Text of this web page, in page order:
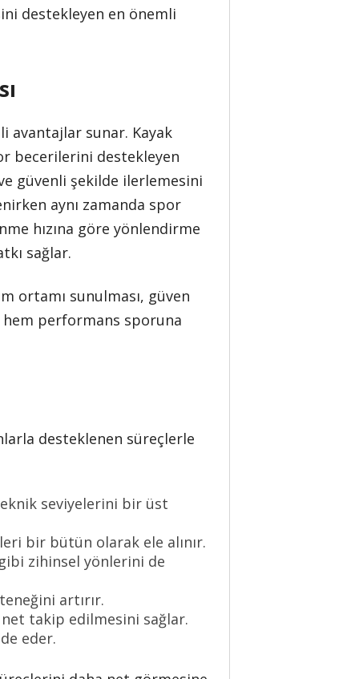
destekleyen en önemli
avantajlar sunar. Kayak
becerilerini destekleyen
güvenli şekilde ilerlemesini
aynı zamanda spor
hızına göre yönlendirme
sağlar.
ortamı sunulması, güven
hem performans sporuna
desteklenen süreçlerle
seviyelerini bir üst
bir bütün olarak ele alınır.
zihinsel yönlerini de
artırır.
takip edilmesini sağlar.
eder.